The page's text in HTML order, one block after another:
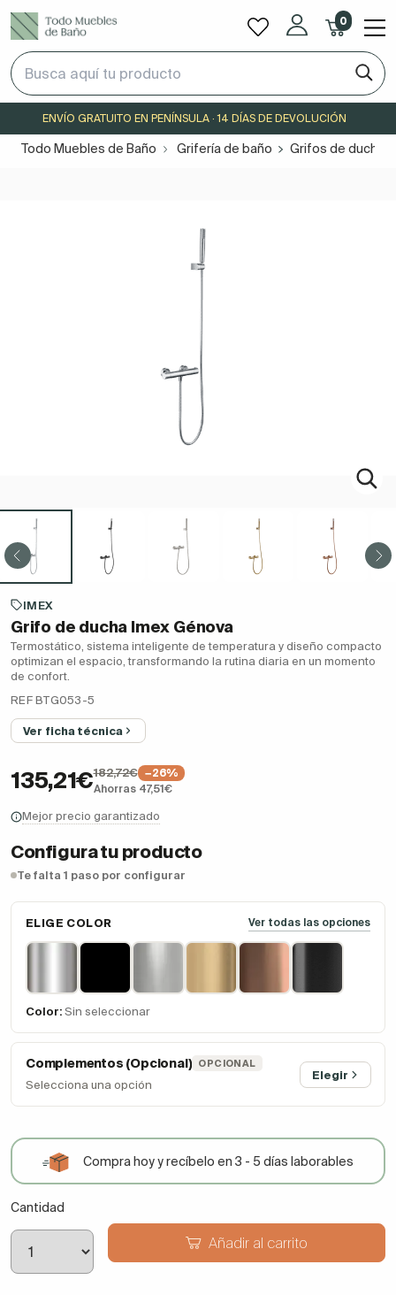
0
ENVÍO GRATUITO EN PENÍNSULA · 14 DÍAS DE DEVOLUCIÓN
Todo Muebles de Baño Grifería de baño Grifos de ducha
IMEX
Grifo de ducha Imex Génova
Termostático, sistema inteligente de temperatura y diseño compacto
optimizan el espacio, transformando la rutina diaria en un momento
de confort.
REF BTG053-5
Ver ficha técnica
135,21€182,72€
−26%
Ahorras 47,51€
Mejor precio garantizado
Configura tu producto
Te falta 1 paso por configurar
ELIGE COLOR Ver todas las opciones
Color: Sin seleccionar
Complementos (Opcional) OPCIONAL
Selecciona una opción
Elegir
Compra hoy y recíbelo en 3 - 5 días laborables
Cantidad
Añadir al carrito